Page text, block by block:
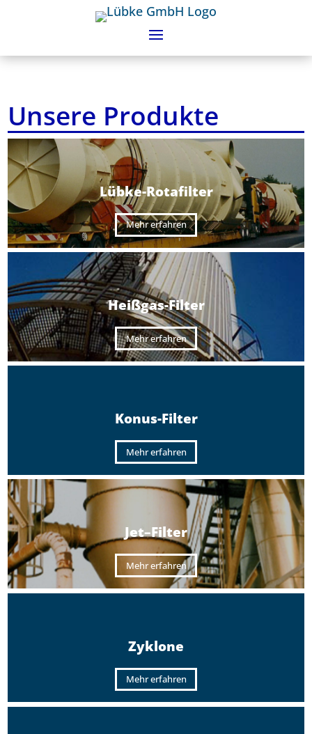
Unsere Produkte
Lübke-Rotafilter
Mehr erfahren
Heißgas-Filter
Mehr erfahren
Konus-Filter
Mehr erfahren
Jet–Filter
Mehr erfahren
Zyklone
Mehr erfahren